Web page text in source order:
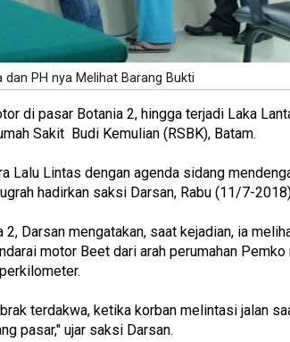
dan PH nya Melihat Barang Bukti
di pasar Botania 2, hingga terjadi Laka
Sakit Budi Kemulian (RSBK), Batam.
Lalu Lintas dengan agenda sidang
hadirkan saksi Darsan, Rabu (11/7-
Darsan mengatakan, saat kejadian, ia
motor Beet dari arah perumahan
terdakwa, ketika korban melintasi jalan
pasar," ujar saksi Darsan.